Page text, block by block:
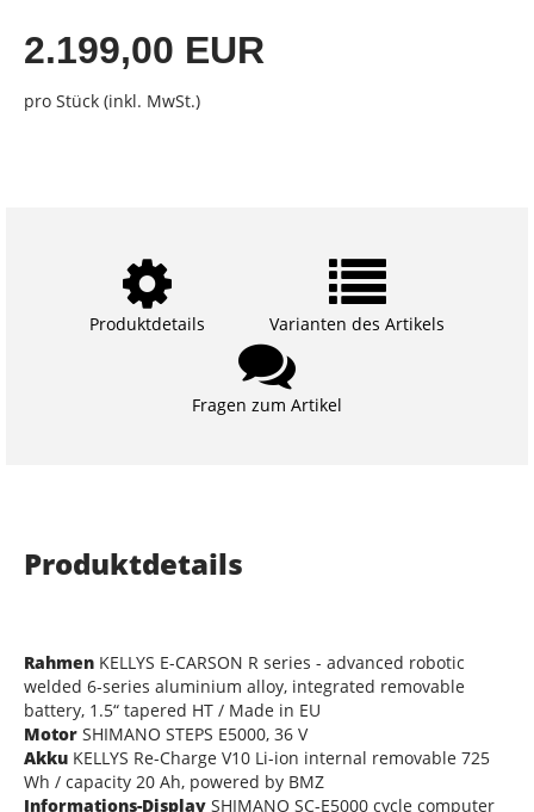
2.199,00 EUR
pro Stück (inkl. MwSt.)
Produktdetails Varianten des Artikels
Fragen zum Artikel
Produktdetails
Rahmen KELLYS E-CARSON R series - advanced robotic
welded 6-series aluminium alloy, integrated removable
battery, 1.5“ tapered HT / Made in EU
Motor SHIMANO STEPS E5000, 36 V
Akku KELLYS Re-Charge V10 Li-ion internal removable 725
Wh / capacity 20 Ah, powered by BMZ
Informations-Display SHIMANO SC-E5000 cycle computer